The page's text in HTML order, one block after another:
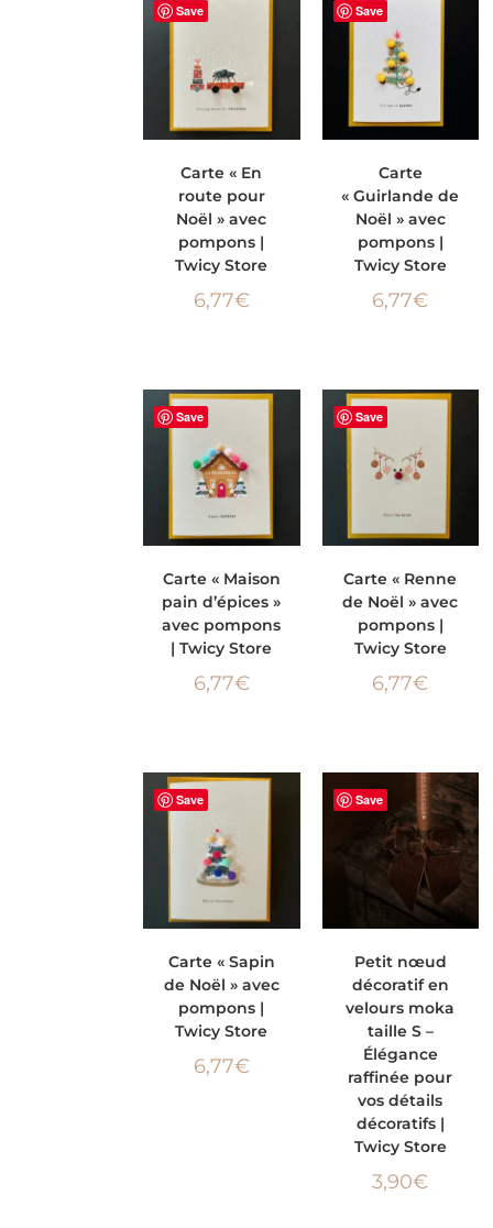
Save
PANIER
Carte « En
route pour
Noël » avec
pompons |
Twicy Store
6,77€
Save
PANIER
Carte
« Guirlande de
Noël » avec
pompons |
Twicy Store
6,77€
Save
PANIER
Carte « Maison
pain d’épices »
avec pompons
| Twicy Store
6,77€
Save
PANIER
Carte « Renne
de Noël » avec
pompons |
Twicy Store
6,77€
Save
PANIER
Carte « Sapin
de Noël » avec
pompons |
Twicy Store
6,77€
Save
PANIER
Petit nœud
décoratif en
velours moka
taille S –
Élégance
raffinée pour
vos détails
décoratifs |
Twicy Store
3,90€